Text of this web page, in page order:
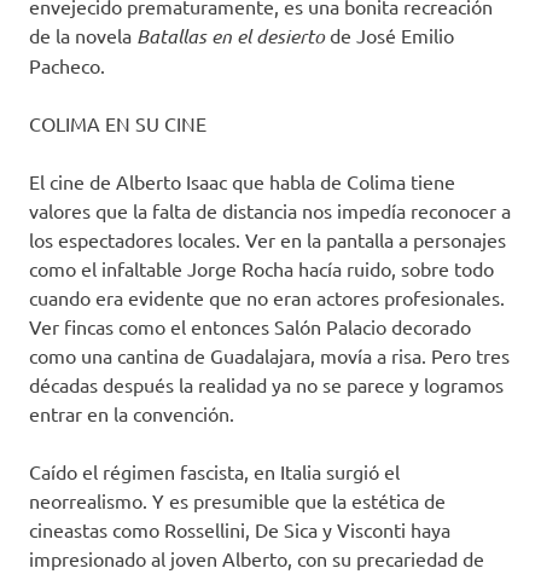
envejecido prematuramente, es una bonita recreación
de la novela Batallas en el desiertode José Emilio
Pacheco.
COLIMA EN SU CINE
El cine de Alberto Isaac que habla de Colima tiene
valores que la falta de distancia nos impedía reconocer a
los espectadores locales. Ver en la pantalla a personajes
como el infaltable Jorge Rocha hacía ruido, sobre todo
cuando era evidente que no eran actores profesionales.
Ver fincas como el entonces Salón Palacio decorado
como una cantina de Guadalajara, movía a risa. Pero tres
décadas después la realidad ya no se parece y logramos
entrar en la convención.
Caído el régimen fascista, en Italia surgió el
neorrealismo. Y es presumible que la estética de
cineastas como Rossellini, De Sica y Visconti haya
impresionado al joven Alberto, con su precariedad de